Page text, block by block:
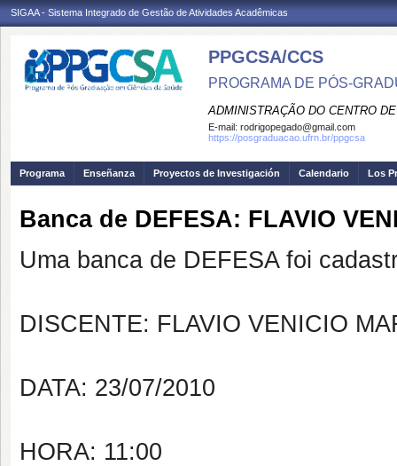
SIGAA - Sistema Integrado de Gestão de Atividades Acadêmicas
PPGCSA/CCS
PROGRAMA DE PÓS-
ADMINISTRAÇÃO DO CENTRO
E-mail: rodrigopegado@gmail.com
https://posgraduacao.ufrn.br/ppgcsa
Programa Enseñanza Proyectos de Investigación Calendario Los
Banca de DEFESA: FLAVIO
Uma banca de DEFESA foi
DISCENTE: FLAVIO VENICIO
DATA: 23/07/2010
HORA: 11:00